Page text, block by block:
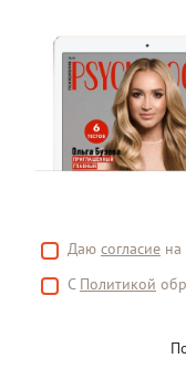
Даю согласие на
С Политикой